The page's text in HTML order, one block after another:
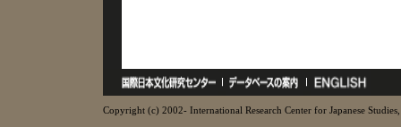
Copyright (c) 2002- International Research Center for Japanese